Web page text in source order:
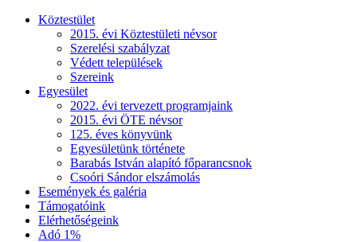
Köztestület
2015. évi Köztestületi névsor
Szerelési szabályzat
Védett települések
Szereink
Egyesület
2022. évi tervezett programjaink
2015. évi ÖTE névsor
125. éves könyvünk
Egyesületünk története
Barabás István alapító főparancsnok
Csoóri Sándor elszámolás
Események és galéria
Támogatóink
Elérhetőségeink
Adó 1%